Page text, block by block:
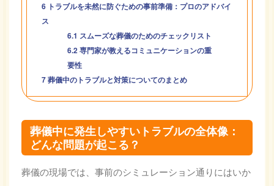
6 トラブルを未然に防ぐための事前準備：プロのアドバイ
ス
6.1 スムーズな葬儀のためのチェックリスト
6.2専門家が教えるコミュニケーションの重
要性
7葬儀中のトラブルと対策についてのまとめ
葬儀中に発生しやすいトラブルの全体像：
どんな問題が起こる？
葬儀の現場では、事前のシミュレーション通りにはいか